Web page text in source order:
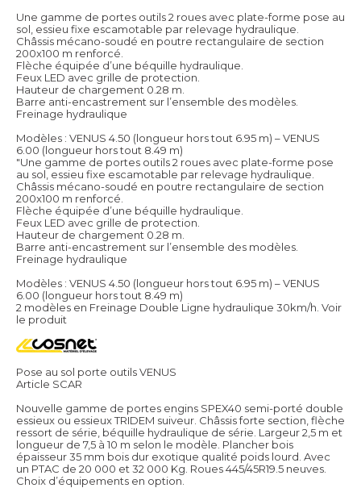
Une gamme de portes outils 2 roues avec plate-forme pose au
sol, essieu fixe escamotable par relevage hydraulique.
Châssis mécano-soudé en poutre rectangulaire de section
200x100 m renforcé.
Flèche équipée d’une béquille hydraulique.
Feux LED avec grille de protection.
Hauteur de chargement 0.28 m.
Barre anti-encastrement sur l’ensemble des modèles.
Freinage hydraulique
Modèles : VENUS 4.50 (longueur hors tout 6.95 m) – VENUS
6.00 (longueur hors tout 8.49 m)
"Une gamme de portes outils 2 roues avec plate-forme pose
au sol, essieu fixe escamotable par relevage hydraulique.
Châssis mécano-soudé en poutre rectangulaire de section
200x100 m renforcé.
Flèche équipée d’une béquille hydraulique.
Feux LED avec grille de protection.
Hauteur de chargement 0.28 m.
Barre anti-encastrement sur l’ensemble des modèles.
Freinage hydraulique
Modèles : VENUS 4.50 (longueur hors tout 6.95 m) – VENUS
6.00 (longueur hors tout 8.49 m)
2 modèles en Freinage Double Ligne hydraulique 30km/h. Voir
le produit
Pose au sol porte outils VENUS
Article SCAR
Nouvelle gamme de portes engins SPEX40 semi-porté double
essieux ou essieux TRIDEM suiveur. Châssis forte section, flèche
ressort de série, béquille hydraulique de série. Largeur 2,5 m et
longueur de 7,5 à 10 m selon le modèle. Plancher bois
épaisseur 35 mm bois dur exotique qualité poids lourd. Avec
un PTAC de 20 000 et 32 000 Kg. Roues 445/45R19.5 neuves.
Choix d’équipements en option.